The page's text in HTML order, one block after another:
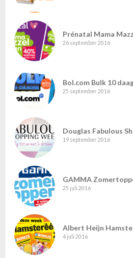
Prénatal Mama
26 september 2016
Bol.com Bulk 10
25 september 2016
Douglas Fabulous
19 september 2016
GAMMA
25 juli 2016
Albert Heijn
4 juli 2016